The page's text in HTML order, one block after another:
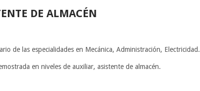
DE ALMACÉN
de las especialidades en Mecánica, Administración, Electricidad.
en niveles de auxiliar, asistente de almacén.